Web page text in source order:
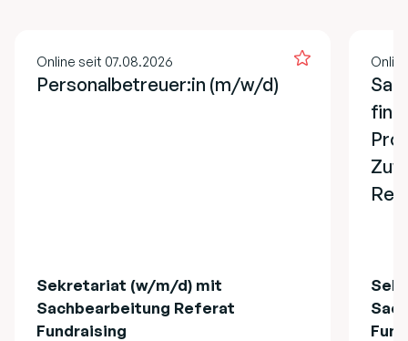
Online seit 07.08.2026
Personalbetreuer:in (m/w/d)
Sekretariat (w/m/d) mit
Sachbearbeitung Referat
Fundraising